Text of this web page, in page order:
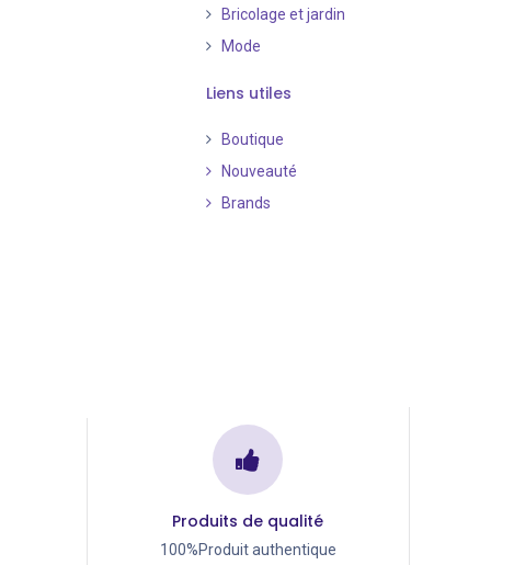
Bricolage et jardin
Mode
Liens utiles
Boutique
Nouveauté
Brands
Produits de qualité
100%Produit authentique